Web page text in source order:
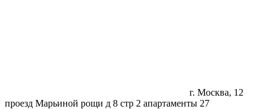
г. Москва, 12
проезд Марьиной рощи д 8 стр 2 апартаменты 27